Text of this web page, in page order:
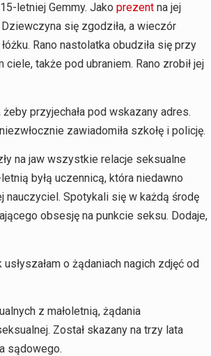
letniej Gemmy. Jako prezent na jej
się zgodziła, a wieczór
Rano nastolatka obudziła się przy
ciele, także pod ubraniem. Rano zrobił jej
przyjechała pod wskazany adres.
zawiadomiła szkołę i policję.
na jaw wszystkie relacje seksualne
byłą uczennicą, która niedawno
nauczyciel. Spotykali się w każdą środę
obsesję na punkcie seksu. Dodaje,
o żądaniach nagich zdjęć od
z małoletnią, żądania
Został skazany na trzy lata
sądowego.